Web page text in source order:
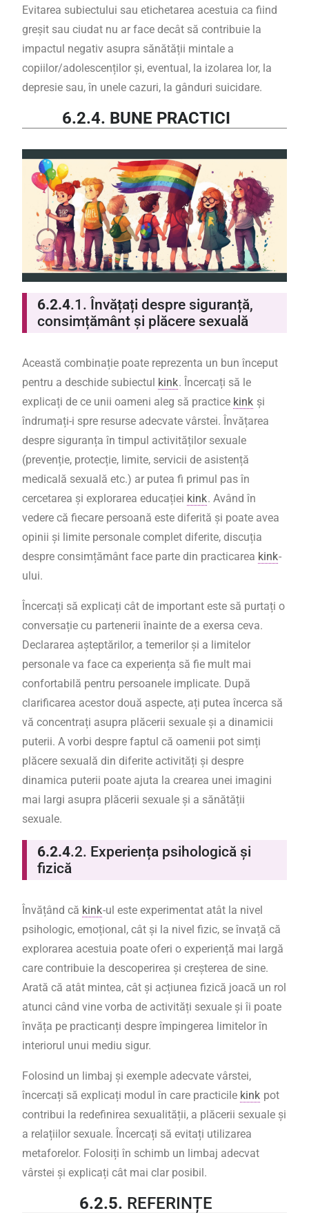
Evitarea subiectului sau etichetarea acestuia ca fiind
greșit sau ciudat nu ar face decât să contribuie la
impactul negativ asupra sănătății mintale a
copiilor/adolescenților și, eventual, la izolarea lor, la
depresie sau, în unele cazuri, la gânduri suicidare.
6.2.4. BUNE PRACTICI
6.2.4.1. Învățați despre siguranță,
consimțământ și plăcere sexuală
Această combinație poate reprezenta un bun început
pentru a deschide subiectul kink. Încercați să le
explicați de ce unii oameni aleg să practice kink și
îndrumați-i spre resurse adecvate vârstei. Învățarea
despre siguranța în timpul activităților sexuale
(prevenție, protecție, limite, servicii de asistență
medicală sexuală etc.) ar putea fi primul pas în
cercetarea și explorarea educației kink. Având în
vedere că fiecare persoană este diferită și poate avea
opinii și limite personale complet diferite, discuția
despre consimțământ face parte din practicarea kink-
ului.
Încercați să explicați cât de important este să purtați o
conversație cu partenerii înainte de a exersa ceva.
Declararea așteptărilor, a temerilor și a limitelor
personale va face ca experiența să fie mult mai
confortabilă pentru persoanele implicate. După
clarificarea acestor două aspecte, ați putea încerca să
vă concentrați asupra plăcerii sexuale și a dinamicii
puterii. A vorbi despre faptul că oamenii pot simți
plăcere sexuală din diferite activități și despre
dinamica puterii poate ajuta la crearea unei imagini
mai largi asupra plăcerii sexuale și a sănătății
sexuale.
6.2.4.2. Experiența psihologică și
fizică
Învățând că kink-ul este experimentat atât la nivel
psihologic, emoțional, cât și la nivel fizic, se învață că
explorarea acestuia poate oferi o experiență mai largă
care contribuie la descoperirea și creșterea de sine.
Arată că atât mintea, cât și acțiunea fizică joacă un rol
atunci când vine vorba de activități sexuale și îi poate
învăța pe practicanți despre împingerea limitelor în
interiorul unui mediu sigur.
Folosind un limbaj și exemple adecvate vârstei,
încercați să explicați modul în care practicile kink pot
contribui la redefinirea sexualității, a plăcerii sexuale și
a relațiilor sexuale. Încercați să evitați utilizarea
metaforelor. Folosiți în schimb un limbaj adecvat
vârstei și explicați cât mai clar posibil.
6.2.5. REFERINȚE